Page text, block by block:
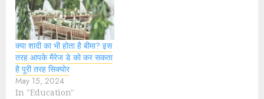
क्‍या शादी का भी होता है बीमा? इस
तरह आपके मैरेज डे को कर सकता
है पूरी तरह सिक्योर
May 15, 2024
In "Education"